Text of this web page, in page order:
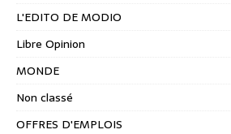
L'EDITO DE MODIO
Libre Opinion
MONDE
Non classé
OFFRES D'EMPLOIS